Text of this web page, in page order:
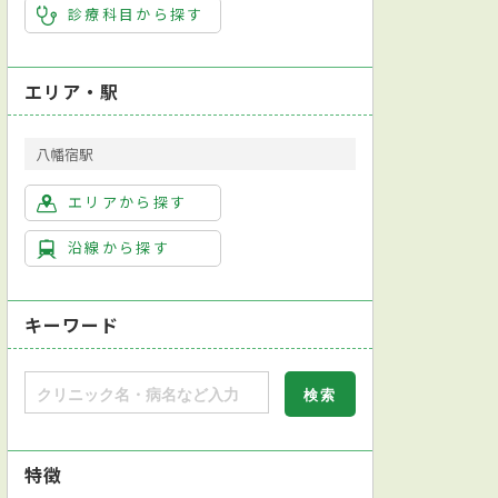
診療科目から探す
エリア・駅
八幡宿駅
エリアから探す
沿線から探す
キーワード
特徴